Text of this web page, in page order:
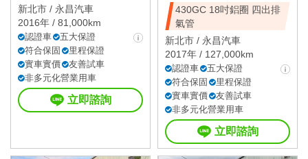
新北市 / 永昌汽車
2016年 / 81,000km
認證車
五大保證
符合保固
里程保證
實車實價
友善試車
非多元化營業用車
立即諮詢
430GC 18吋鋁圈 四出排
氣管
新北市 / 永昌汽車
2017年 / 127,000km
認證車
五大保證
符合保固
里程保證
實車實價
友善試車
非多元化營業用車
立即諮詢